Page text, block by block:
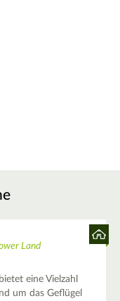
Land
eine Vielzahl
um das Geflügel